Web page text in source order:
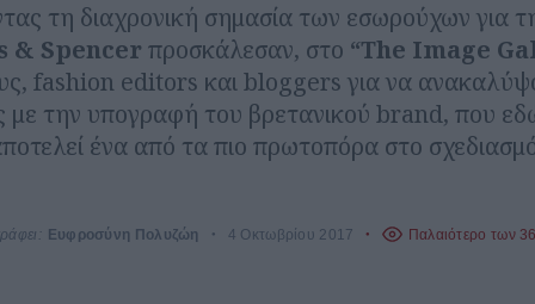
τη διαχρονική σημασία των εσωρούχων για
& Spencer προσκάλεσαν, στο “The Image
fashion editors και bloggers για να
την υπογραφή του βρετανικού brand, που
ένα από τα πιο πρωτοπόρα στο
Ευφροσύνη Πολυζώη 4 Οκτωβρίου 2017 Παλαιότερο των